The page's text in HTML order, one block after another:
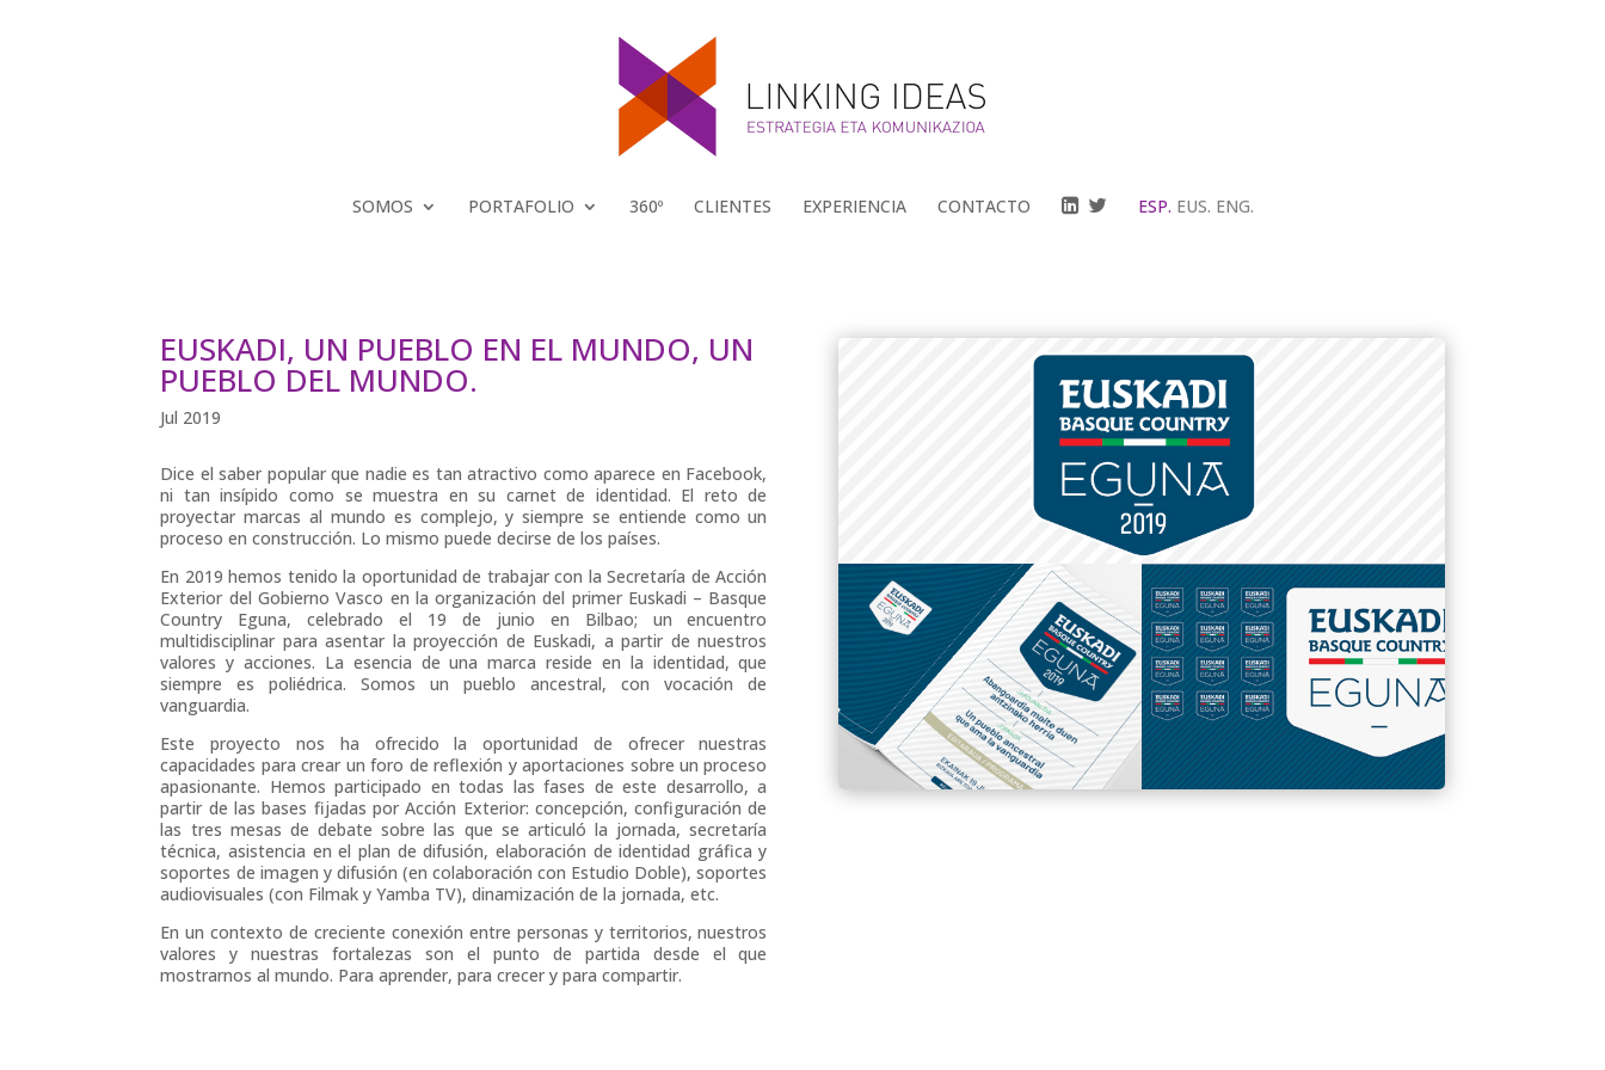
SOMOS PORTAFOLIO 360º CLIENTES EXPERIENCIA CONTACTO ESP. EUS. ENG.
EUSKADI, UN PUEBLO EN EL MUNDO, UN
PUEBLO DEL MUNDO.
Jul 2019
Dice el saber popular que nadie es tan atractivo como aparece en Facebook,
ni tan insípido como se muestra en su carnet de identidad. El reto de
proyectar marcas al mundo es complejo, y siempre se entiende como un
proceso en construcción. Lo mismo puede decirse de los países.
En 2019 hemos tenido la oportunidad de trabajar con la Secretaría de Acción
Exterior del Gobierno Vasco en la organización del primer Euskadi – Basque
Country Eguna, celebrado el 19 de junio en Bilbao; un encuentro
multidisciplinar para asentar la proyección de Euskadi, a partir de nuestros
valores y acciones. La esencia de una marca reside en la identidad, que
siempre es poliédrica. Somos un pueblo ancestral, con vocación de
vanguardia.
Este proyecto nos ha ofrecido la oportunidad de ofrecer nuestras
capacidades para crear un foro de reflexión y aportaciones sobre un proceso
apasionante. Hemos participado en todas las fases de este desarrollo, a
partir de las bases fijadas por Acción Exterior: concepción, configuración de
las tres mesas de debate sobre las que se articuló la jornada, secretaría
técnica, asistencia en el plan de difusión, elaboración de identidad gráfica y
soportes de imagen y difusión (en colaboración con Estudio Doble), soportes
audiovisuales (con Filmak y Yamba TV), dinamización de la jornada, etc.
En un contexto de creciente conexión entre personas y territorios, nuestros
valores y nuestras fortalezas son el punto de partida desde el que
mostrarnos al mundo. Para aprender, para crecer y para compartir.